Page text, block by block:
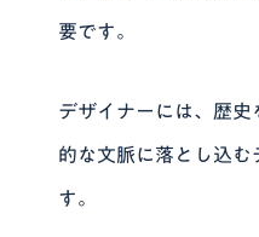
要です。
デザイナーには、歴
的な文脈に落とし込む
す。